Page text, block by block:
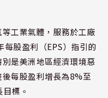
工業氣體，服務於工廠
股盈利（EPS）指引的
是美洲地區經濟環境惡
每股盈利增長為8%至
標。